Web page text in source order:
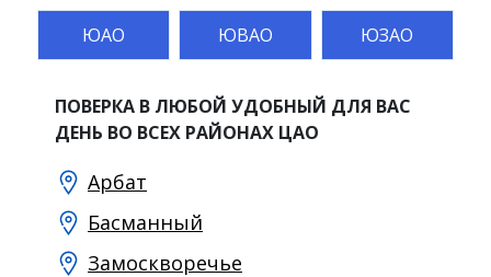
ЮАО ЮВАО ЮЗАО
ПОВЕРКА В ЛЮБОЙ УДОБНЫЙ ДЛЯ ВАС
ДЕНЬ ВО ВСЕХ РАЙОНАХ ЦАО
Арбат
Басманный
Замоскворечье